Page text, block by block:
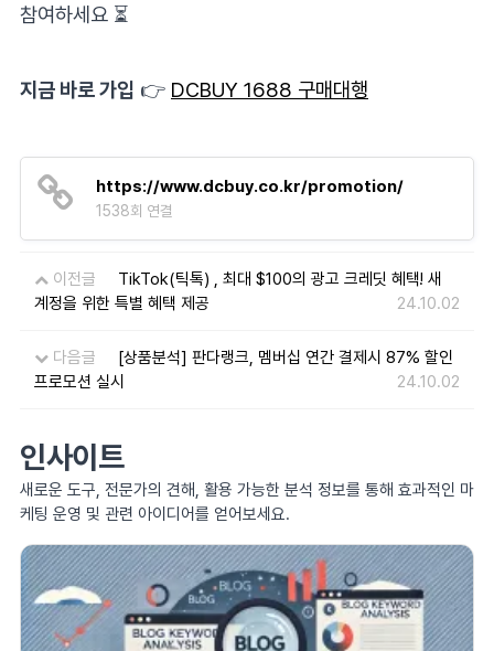
참여하세요 ⏳
지금 바로 가입 👉 DCBUY 1688 구매대행
https://www.dcbuy.co.kr/promotion/
1538회 연결
이전글
TikTok(틱톡) , 최대 $100의 광고 크레딧 혜택! 새
계정을 위한 특별 혜택 제공
24.10.02
다음글
[상품분석] 판다랭크, 멤버십 연간 결제시 87% 할인
프로모션 실시
24.10.02
인사이트
새로운 도구, 전문가의 견해, 활용 가능한 분석 정보를 통해 효과적인 마
케팅 운영 및 관련 아이디어를 얻어보세요.